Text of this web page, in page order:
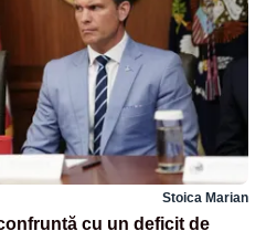
Stoica Marian
cu un deficit de